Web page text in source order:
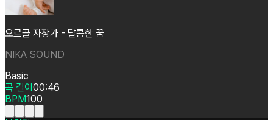
오르골 자장가 - 달콤한 꿈
NIKA SOUND
Basic
곡 길이 00:46
BPM100